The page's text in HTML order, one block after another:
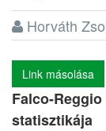
Horváth
Link másolása
Falco-
statisztikája